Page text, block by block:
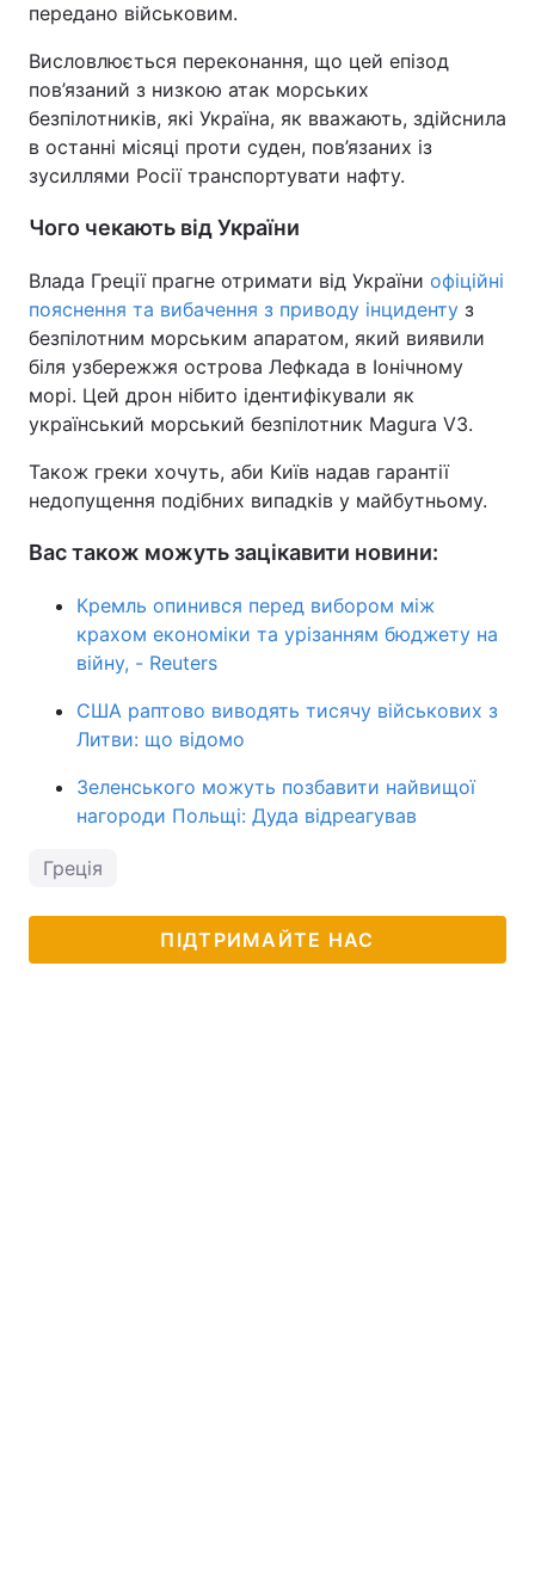
передано військовим.
Висловлюється переконання, що цей епізод
пов’язаний з низкою атак морських
безпілотників, які Україна, як вважають, здійснила
в останні місяці проти суден, пов’язаних із
зусиллями Росії транспортувати нафту.
Чого чекають від України
Влада Греції прагне отримати від України офіційні
пояснення та вибачення з приводу інциденту з
безпілотним морським апаратом, який виявили
біля узбережжя острова Лефкада в Іонічному
морі. Цей дрон нібито ідентифікували як
український морський безпілотник Magura V3.
Також греки хочуть, аби Київ надав гарантії
недопущення подібних випадків у майбутньому.
Вас також можуть зацікавити новини:
Кремль опинився перед вибором між
крахом економіки та урізанням бюджету на
війну, - Reuters
США раптово виводять тисячу військових з
Литви: що відомо
Зеленського можуть позбавити найвищої
нагороди Польщі: Дуда відреагував
Греція
ПІДТРИМАЙТЕ НАС